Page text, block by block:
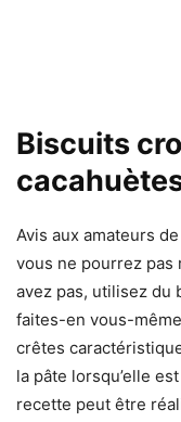
Biscuits
Avis aux amateurs
vous ne pourrez pas
avez pas, utilisez du
faites-en vous-
crêtes
la pâte lorsqu’elle
recette peut être